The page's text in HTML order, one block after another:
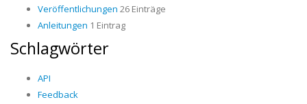
Veröffentlichungen 26 Einträge
Anleitungen 1 Eintrag
Schlagwörter
API
Feedback